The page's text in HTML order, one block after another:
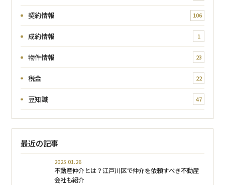
契約情報 106
成約情報 1
物件情報 23
税金 22
豆知識 47
最近の記事
2025.01.26
不動産仲介とは？江戸川区で仲介を依頼すべき不動産
会社も紹介